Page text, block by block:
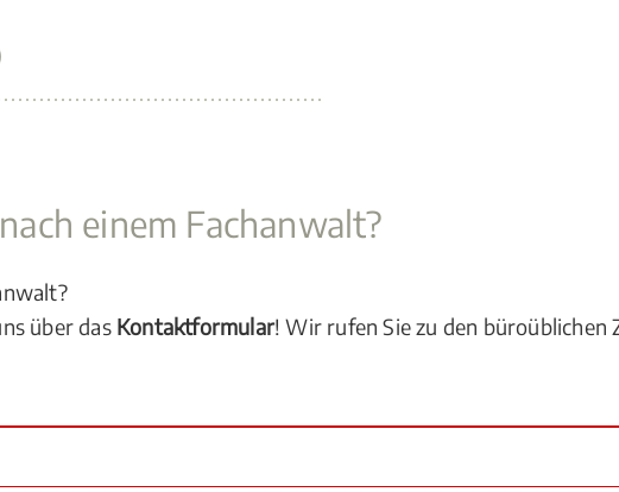
einem Fachanwalt?
über das Kontaktformular! Wir rufen Sie zu den büroüblichen